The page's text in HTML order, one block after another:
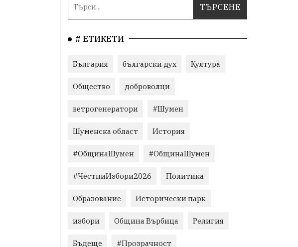
# ЕТИКЕТИ
България български дух Култура
Общество доброволци
ветрогенератори #Шумен
Шуменска област История
#ОбщинаШумен #ОбщинаШумен
#ЧестниИзбори2026 Политика
Образование Исторически парк
избори Община Върбица Религия
Бъдеще #Прозрачност